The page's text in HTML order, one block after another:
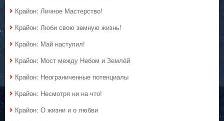
Крайон: Личное Мастерство!
Крайон: Люби свою земную жизнь!
Крайон: Май наступил!
Крайон: Мост между Небом и Землёй
Крайон: Неограниченные потенциалы
Крайон: Несмотря ни на что!
Крайон: О жизни и о любви